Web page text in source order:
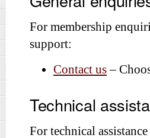
For membership
support:
Contact us–
Technical
For technical